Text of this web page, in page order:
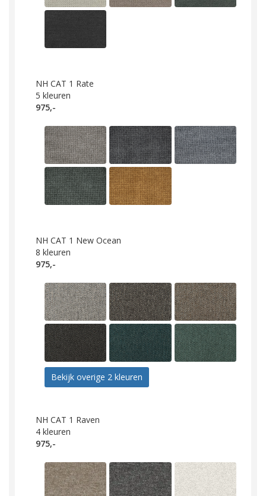
NH CAT 1 Rate
5 kleuren
975,-
NH CAT 1 New Ocean
8 kleuren
975,-
Bekijk overige 2 kleuren
NH CAT 1 Raven
4 kleuren
975,-